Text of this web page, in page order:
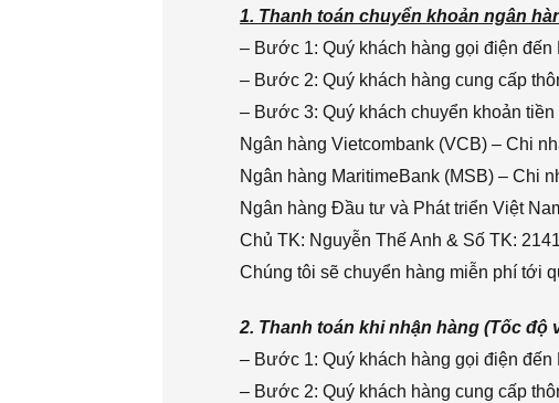
1. Thanh toán chuyển khoản ngân
– Bước 1: Quý khách hàng gọi điện
– Bước 2: Quý khách hàng cung cấp
– Bước 3: Quý khách chuyển khoản
Ngân hàng Vietcombank (VCB) – Chi
Ngân hàng MaritimeBank (MSB) – Chi
Ngân hàng Đầu tư và Phát triển Việt
Chủ TK: Nguyễn Thế Anh & Số TK:
Chúng tôi sẽ chuyển hàng miễn phí tới
2. Thanh toán khi nhận hàng (Tốc độ
– Bước 1: Quý khách hàng gọi điện
– Bước 2: Quý khách hàng cung cấp